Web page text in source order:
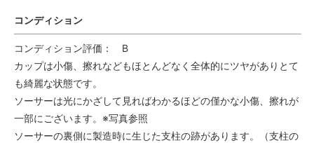
コンディション
コンディション評価： B
カップは小傷、擦れなどもほとんどなく全体的にツヤがありとて
も綺麗な状態です。
ソーサーは光にかざして見ればわかるほどの僅かな小傷、擦れが
一部にございます。※写真参照
ソーサーの裏側に製造時に生じた支柱の跡があります。（支柱の